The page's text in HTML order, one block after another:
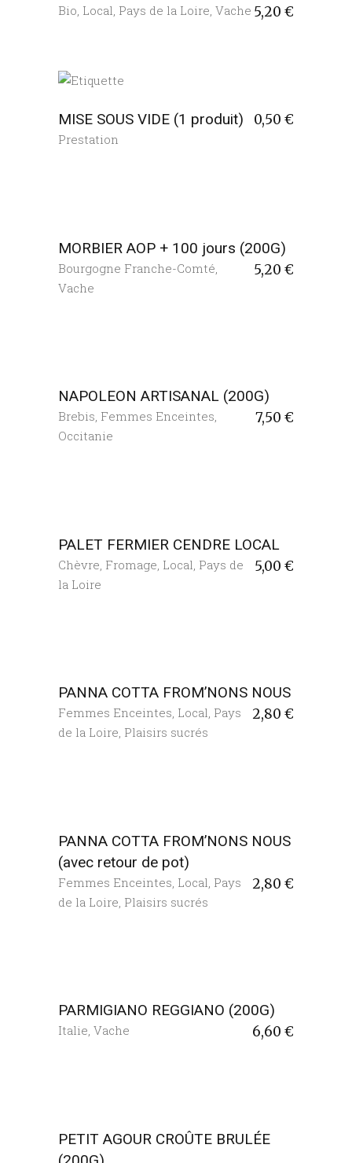
5,20 €
Bio Local Pays de la Loire Vache
MISE SOUS VIDE (1 produit) 0,50 €
Prestation
MORBIER AOP + 100 jours (200G)
5,20 €
Bourgogne Franche-Comté
Vache
NAPOLEON ARTISANAL (200G)
7,50 €
Brebis, Femmes Enceintes,
Occitanie
PALET FERMIER CENDRE LOCAL
5,00 €
Chèvre Fromage Local Pays de
la Loire
PANNA COTTA FROM’NONS NOUS
2,80 €
Femmes Enceintes, Local, Pays
de la Loire, Plaisirs sucrés
PANNA COTTA FROM’NONS NOUS
(avec retour de pot)
2,80 €
Femmes Enceintes Local Pays
de la Loire Plaisirs sucrés
PARMIGIANO REGGIANO (200G)
6,60 €
Italie, Vache
PETIT AGOUR CROÛTE BRULÉE